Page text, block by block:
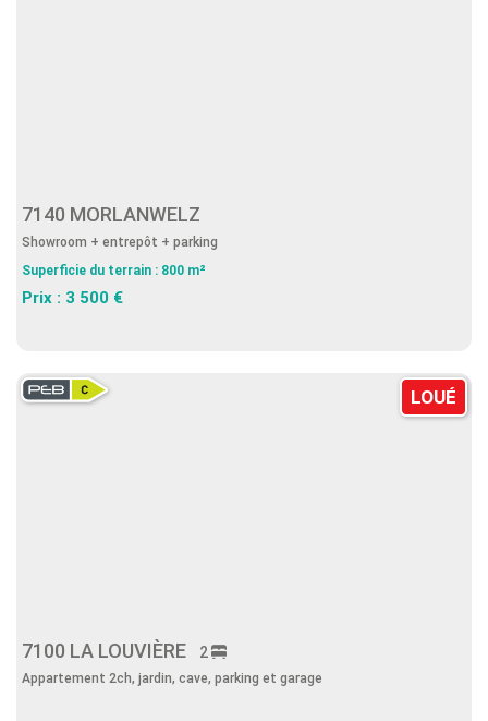
7140 MORLANWELZ
Showroom + entrepôt + parking
Superficie du terrain : 800 m²
Prix : 3 500 €
LOUÉ
7100 LA LOUVIÈRE 2
Appartement 2ch, jardin, cave, parking et garage